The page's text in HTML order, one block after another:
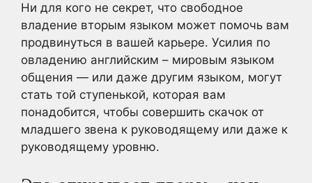
Ни для кого не секрет, что свободное
владение вторым языком может помочь вам
продвинуться в вашей карьере. Усилия по
овладению английским – мировым языком
общения — или даже другим языком, могут
стать той ступенькой, которая вам
понадобится, чтобы совершить скачок от
младшего звена к руководящему или даже к
руководящему уровню.